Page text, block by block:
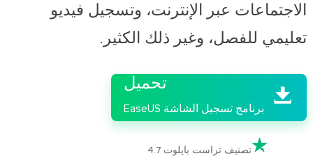
الاجتماعات عبر الإنترنت، وتسجيل فيديو
تعليمي للفصل، وغير ذلك الكثير.


تحميل
برنامج تسجيل الشاشة EaseUS
تصنيف تراست بايلوت 4.7